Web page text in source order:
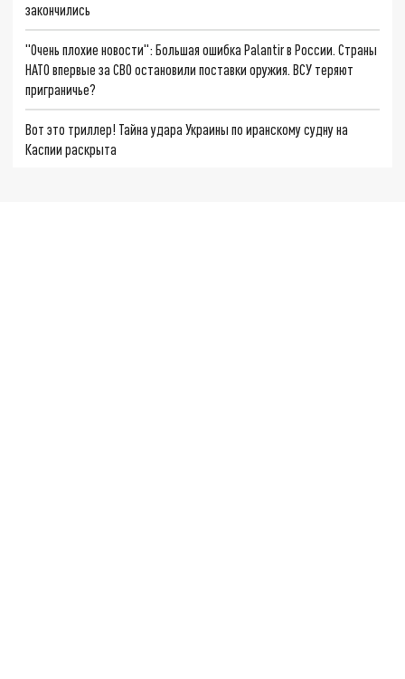
закончились
"Очень плохие новости": Большая ошибка Palantir в России. Страны
НАТО впервые за СВО остановили поставки оружия. ВСУ теряют
приграничье?
Вот это триллер! Тайна удара Украины по иранскому судну на
Каспии раскрыта